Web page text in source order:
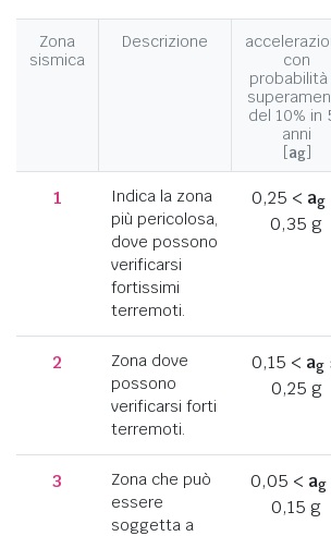
Zona
sismica
Descrizione
con
probabilità
del 10% in
anni
[ag]
1
Indica la zona
più pericolosa,
dove possono
verificarsi
fortissimi
terremoti.
0,25 < ag
0,35 g
2
Zona dove
possono
verificarsi forti
terremoti.
0,15 < ag
0,25 g
3
Zona che può
essere
soggetta a
0,05 < ag
0,15 g